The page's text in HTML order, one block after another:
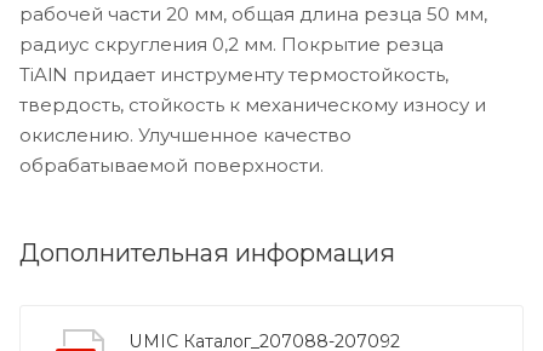
рабочей части 20 мм, общая длина резца 50 мм,
радиус скругления 0,2 мм. Покрытие резца
TiAlN придает инструменту термостойкость,
твердость, стойкость к механическому износу и
окислению. Улучшенное качество
обрабатываемой поверхности.
Дополнительная информация
UMIC Каталог_207088-207092